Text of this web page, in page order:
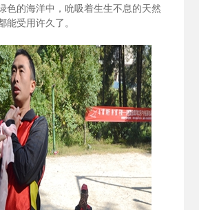
色的海洋中，吮吸着生生不息的天然
能受用许久了。